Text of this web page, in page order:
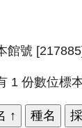
館號
1 份數位標
↑ 種名